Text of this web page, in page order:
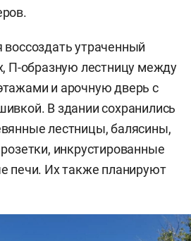
утраченный
П-образную лестницу между
и арочную дверь с
В здании сохранились
лестницы, балясины,
инкрустированные
печи. Их также планируют